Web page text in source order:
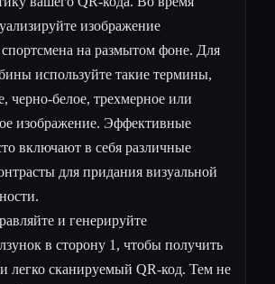
изображение
на размытом фоне. Для
используйте такие термины,
черно-белое, трехмерное или
изображение. Эффективные
включают в себя различные
для придания визуальной
и генерируйте
в сторону 1, чтобы получить
легко сканируемый QR-код. Тем не